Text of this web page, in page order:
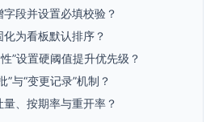
段并设置必填校验？
为看板默认排序？
”设置硬阈值提升优先级？
”与“变更记录”机制？
、按期率与重开率？